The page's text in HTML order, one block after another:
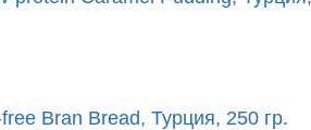
Bran Bread, Турция, 250 гр.